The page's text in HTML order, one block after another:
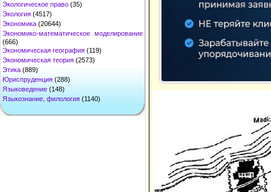
Экологическое право (35)
Экология (4517)
Экономика (20644)
Экономико-математическое моделирование
(666)
Экономическая география (119)
Экономическая теория (2573)
Этика (889)
Юриспруденция (288)
Языковедение (148)
Языкознание, филология (1140)